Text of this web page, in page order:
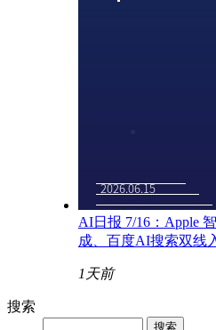
AI日报 7/16：Apple
成、百度AI搜索双线
1天前
搜索